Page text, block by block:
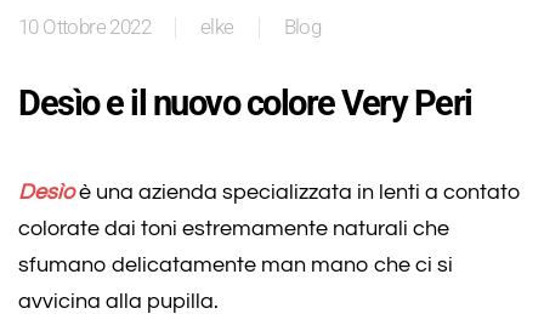
10 Ottobre 2022 elke Blog
Desìo e il nuovo colore Very Peri
Desìo è una azienda specializzata in lenti a contato
colorate dai toni estremamente naturali che
sfumano delicatamente man mano che ci si
avvicina alla pupilla.